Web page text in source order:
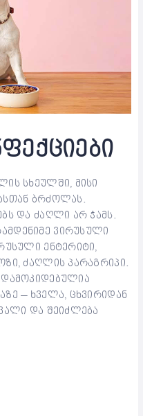
სხეულში, მისი
ბრძოლას.
და ძაღლი არ ჭამს.
ვირუსული
ენტერიტი,
ძაღლის პარაგრიპი.
დამოკიდებულია
– ხველა, ცხვირიდან
და შეიძლება